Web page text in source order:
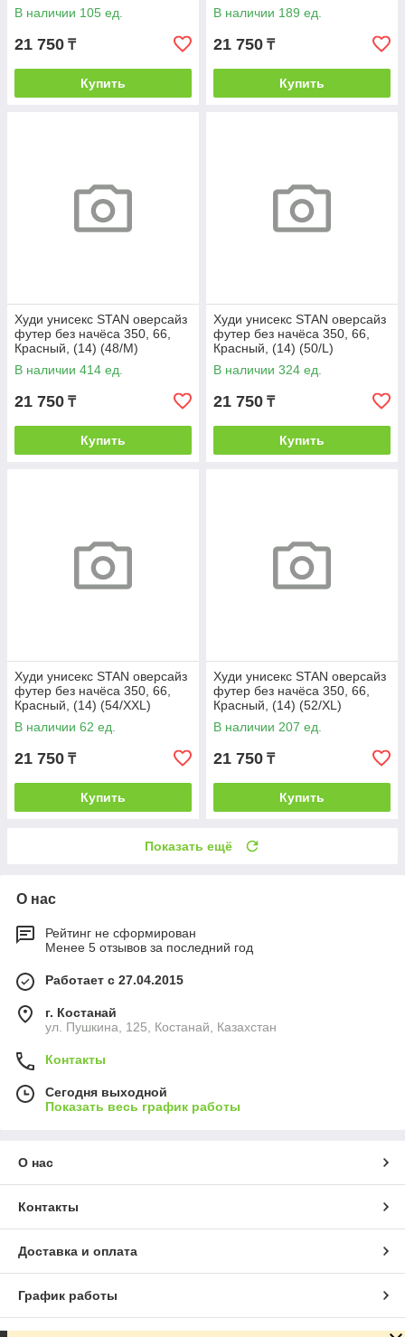
В наличии 105 ед.
21 750 ₸
Купить
В наличии 189 ед.
21 750 ₸
Купить
Худи унисекс STAN оверсайз
футер без начёса 350, 66,
Красный, (14) (48/M)
В наличии 414 ед.
21 750 ₸
Купить
Худи унисекс STAN оверсайз
футер без начёса 350, 66,
Красный, (14) (50/L)
В наличии 324 ед.
21 750 ₸
Купить
Худи унисекс STAN оверсайз
футер без начёса 350, 66,
Красный, (14) (54/XXL)
В наличии 62 ед.
21 750 ₸
Купить
Худи унисекс STAN оверсайз
футер без начёса 350, 66,
Красный, (14) (52/XL)
В наличии 207 ед.
21 750 ₸
Купить
Показать ещё
О нас
Рейтинг не сформирован
Менее 5 отзывов за последний год
Работает с 27.04.2015
г. Костанай
ул. Пушкина, 125, Костанай, Казахстан
Контакты
Сегодня выходной
Показать весь график работы
О нас
Контакты
Доставка и оплата
График работы